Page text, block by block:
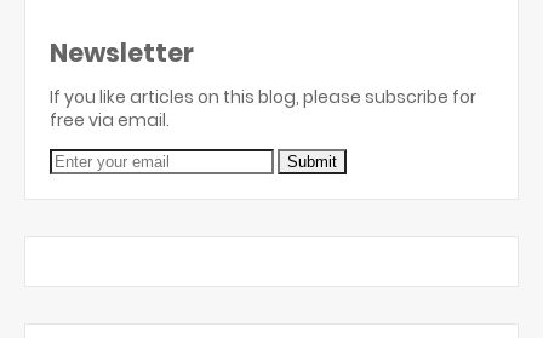
Newsletter
If you like articles on this blog, please subscribe for
free via email.